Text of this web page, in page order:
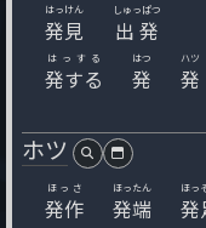
発見
はっけん
出発
しゅっぱつ
発する
はっする
発
はつ
発
ハツ
ホツ
発作
ほっさ
発端
ほったん
発
ほっ